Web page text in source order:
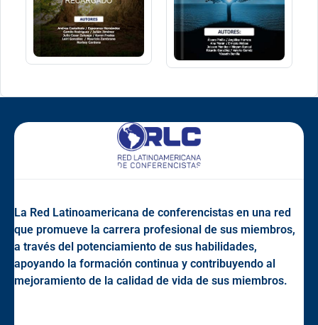
La Red Latinoamericana de conferencistas en una red
que promueve la carrera profesional de sus miembros,
a través del potenciamiento de sus habilidades,
apoyando la formación continua y contribuyendo al
mejoramiento de la calidad de vida de sus miembros.